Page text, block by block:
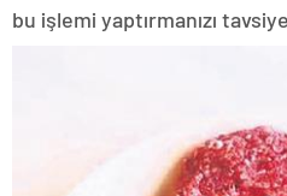
bu işlemi yaptırmanızı